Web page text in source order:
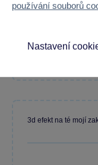
Máte
Napište
3d efekt na té mojí
používání souborů
Nastavení